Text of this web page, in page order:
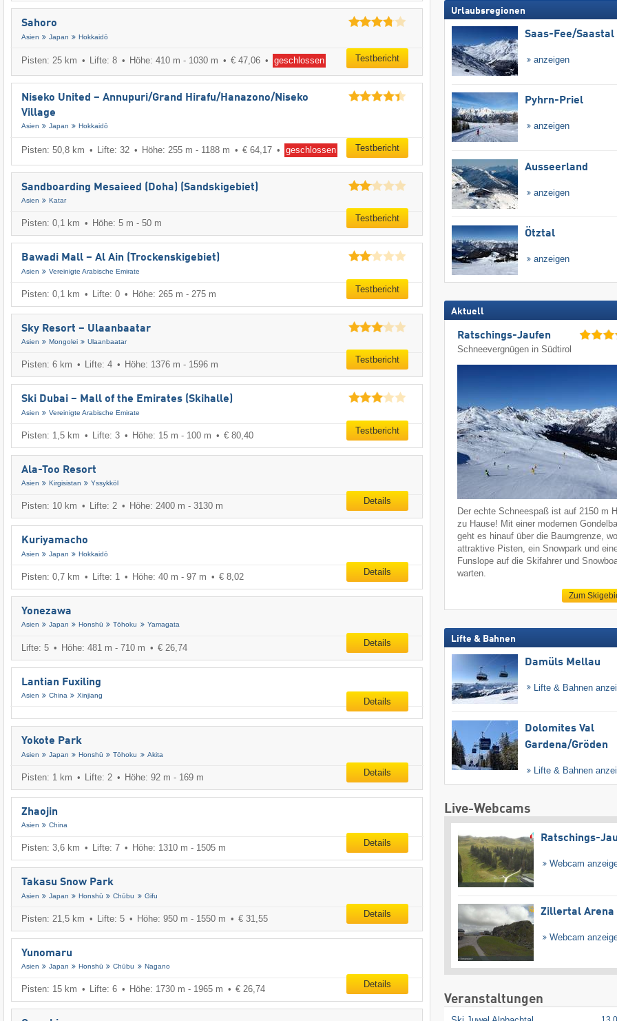
Sahoro
Asien Japan Hokkaidō
Pisten: 25 km Lifte: 8 Höhe: 410 m - 1030 m € 47,06 geschlossen Testbericht
Niseko United – Annupuri/​Grand Hirafu/​Hanazono/​Niseko
Village
Asien Japan Hokkaidō
Pisten: 50,8 km Lifte: 32 Höhe: 255 m - 1188 m € 64,17 geschlossen Testbericht
Sandboarding Mesaieed (Doha) (Sandskigebiet)
Asien Katar
Pisten: 0,1 km Höhe: 5 m - 50 m Testbericht
Bawadi Mall – Al Ain (Trockenskigebiet)
Asien Vereinigte Arabische Emirate
Pisten: 0,1 km Lifte: 0 Höhe: 265 m - 275 m Testbericht
Sky Resort – Ulaanbaatar
Asien Mongolei Ulaanbaatar
Pisten: 6 km Lifte: 4 Höhe: 1376 m - 1596 m Testbericht
Ski Dubai – Mall of the Emirates (Skihalle)
Asien Vereinigte Arabische Emirate
Pisten: 1,5 km Lifte: 3 Höhe: 15 m - 100 m € 80,40 Testbericht
Ala-Too Resort
Asien Kirgisistan Yssykköl
Pisten: 10 km Lifte: 2 Höhe: 2400 m - 3130 m Details
Kuriyamacho
Asien Japan Hokkaidō
Pisten: 0,7 km Lifte: 1 Höhe: 40 m - 97 m € 8,02 Details
Yonezawa
Asien Japan Honshū Tōhoku Yamagata
Lifte: 5 Höhe: 481 m - 710 m € 26,74 Details
Lantian Fuxiling
Asien China Xinjiang
Details
Yokote Park
Asien Japan Honshū Tōhoku Akita
Pisten: 1 km Lifte: 2 Höhe: 92 m - 169 m Details
Zhaojin
Asien China
Pisten: 3,6 km Lifte: 7 Höhe: 1310 m - 1505 m Details
Takasu Snow Park
Asien Japan Honshū Chūbu Gifu
Pisten: 21,5 km Lifte: 5 Höhe: 950 m - 1550 m € 31,55 Details
Yunomaru
Asien Japan Honshū Chūbu Nagano
Pisten: 15 km Lifte: 6 Höhe: 1730 m - 1965 m € 26,74 Details
Urlaubsregionen
Saas-Fee/​Saastal
anzeigen
Pyhrn-Priel
anzeigen
Ausseerland
anzeigen
Ötztal
anzeigen
Aktuell
Ratschings-Jaufen
Schneevergnügen in Südtirol
Der echte Schneespaß ist auf 2150 m
zu Hause! Mit einer modernen
geht es hinauf über die Baumgrenze, wo
attraktive Pisten, ein Snowpark und
Funslope auf die Skifahrer und
warten.
Zum
Lifte & Bahnen
Damüls Mellau
Lifte & Bahnen
Dolomites Val
Gardena/​Gröden
Lifte & Bahnen
Live-Webcams
Ratschings-
Webcam
Zillertal Arena
Webcam
Veranstaltungen